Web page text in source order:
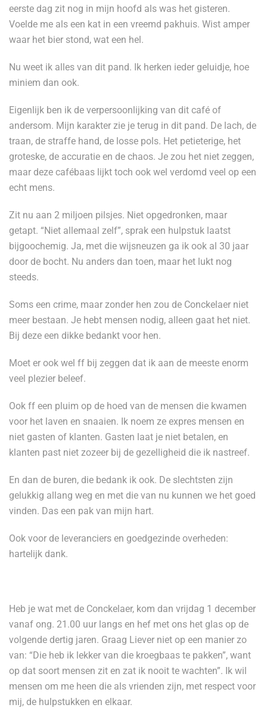
eerste dag zit nog in mijn hoofd als was het gisteren.
Voelde me als een kat in een vreemd pakhuis. Wist amper
waar het bier stond, wat een hel.
Nu weet ik alles van dit pand. Ik herken ieder geluidje, hoe
miniem dan ook.
Eigenlijk ben ik de verpersoonlijking van dit café of
andersom. Mijn karakter zie je terug in dit pand. De lach, de
traan, de straffe hand, de losse pols. Het petieterige, het
groteske, de accuratie en de chaos. Je zou het niet zeggen,
maar deze cafébaas lijkt toch ook wel verdomd veel op een
echt mens.
Zit nu aan 2 miljoen pilsjes. Niet opgedronken, maar
getapt. “Niet allemaal zelf”, sprak een hulpstuk laatst
bijgoochemig. Ja, met die wijsneuzen ga ik ook al 30 jaar
door de bocht. Nu anders dan toen, maar het lukt nog
steeds.
Soms een crime, maar zonder hen zou de Conckelaer niet
meer bestaan. Je hebt mensen nodig, alleen gaat het niet.
Bij deze een dikke bedankt voor hen.
Moet er ook wel ff bij zeggen dat ik aan de meeste enorm
veel plezier beleef.
Ook ff een pluim op de hoed van de mensen die kwamen
voor het laven en snaaien. Ik noem ze expres mensen en
niet gasten of klanten. Gasten laat je niet betalen, en
klanten past niet zozeer bij de gezelligheid die ik nastreef.
En dan de buren, die bedank ik ook. De slechtsten zijn
gelukkig allang weg en met die van nu kunnen we het goed
vinden. Das een pak van mijn hart.
Ook voor de leveranciers en goedgezinde overheden:
hartelijk dank.
Heb je wat met de Conckelaer, kom dan vrijdag 1 december
vanaf ong. 21.00 uur langs en hef met ons het glas op de
volgende dertig jaren. Graag Liever niet op een manier zo
van: “Die heb ik lekker van die kroegbaas te pakken”, want
op dat soort mensen zit en zat ik nooit te wachten”. Ik wil
mensen om me heen die als vrienden zijn, met respect voor
mij, de hulpstukken en elkaar.